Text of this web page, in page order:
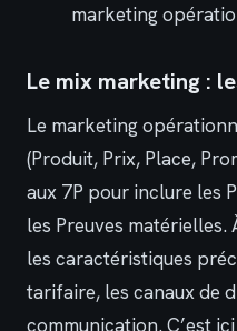
marketing
Le mix marketing :
Le marketing
(Produit, Prix, Place,
aux 7P pour inclure les
les Preuves matérielles.
les caractéristiques
tarifaire, les canaux de
communication. C’est